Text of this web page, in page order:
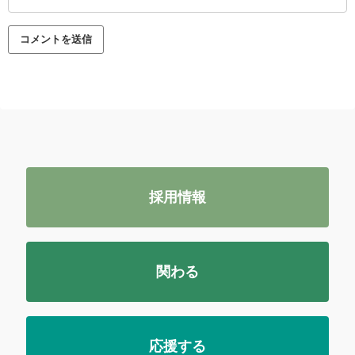
採用情報
関わる
応援する